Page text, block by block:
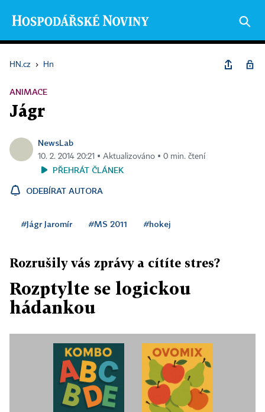
HN.cz › Hn
ANIMACE
Jágr
NewsLab
10. 2. 2014 20:21 ▪ Aktualizováno ▪ 0 min. čtení
PŘEHRÁT ČLÁNEK
ODEBÍRAT AUTORA
#Jágr Jaromír #MS 2011 #hokej
Rozrušily vás zprávy a cítíte stres?
Rozptylte se logickou
hádankou